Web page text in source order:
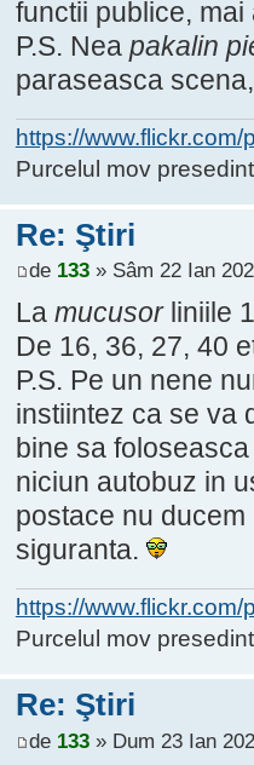
functii publice,
P.S. Nea pakalin
paraseasca
https://
Purcelul mov
Re: Ştiri
de 133» Sâm 22 Ian
La mucusorliniile
De 16, 36, 27, 40
P.S. Pe un nene
instiintez ca se va
bine sa
niciun autobuz in
postace nu
siguranta.
https://
Purcelul mov
Re: Ştiri
de 133» Dum 23 Ian